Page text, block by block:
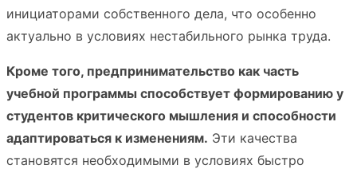
инициаторами собственного дела, что особенно
актуально в условиях нестабильного рынка труда.
Кроме того, предпринимательство как часть
учебной программы способствует формированию у
студентов критического мышления и способности
адаптироваться к изменениям. Эти качества
становятся необходимыми в условиях быстро